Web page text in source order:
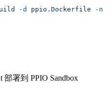
-d ppio.Dockerfile -n
部署到 PPIO Sandbox